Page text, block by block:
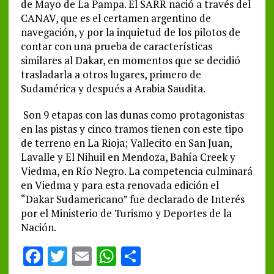
de Mayo de La Pampa. El SARR nació a través del
CANAV, que es el certamen argentino de
navegación, y por la inquietud de los pilotos de
contar con una prueba de características
similares al Dakar, en momentos que se decidió
trasladarla a otros lugares, primero de
Sudamérica y después a Arabia Saudita.
Son 9 etapas con las dunas como protagonistas
en las pistas y cinco tramos tienen con este tipo
de terreno en La Rioja; Vallecito en San Juan,
Lavalle y El Nihuil en Mendoza, Bahía Creek y
Viedma, en Río Negro. La competencia culminará
en Viedma y para esta renovada edición el
“Dakar Sudamericano” fue declarado de Interés
por el Ministerio de Turismo y Deportes de la
Nación.
F T E WS